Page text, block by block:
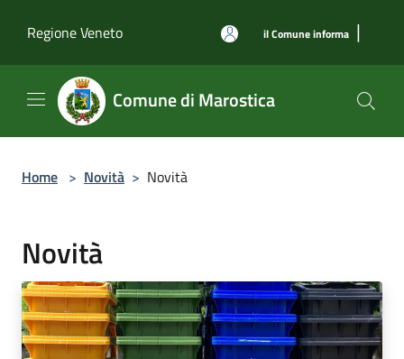
Regione Veneto
il Comune informa |
Comune di Marostica
Home > Novità > Novità
Novità